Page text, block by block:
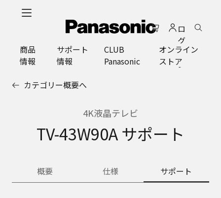
ロ
グ
イ
ン
商品
情報
サポート
情報
CLUB
Panasonic
オンライン
ストア
カテゴリー概要へ
4K液晶テレビ
TV-43W90A サポート
概要 仕様 サポート